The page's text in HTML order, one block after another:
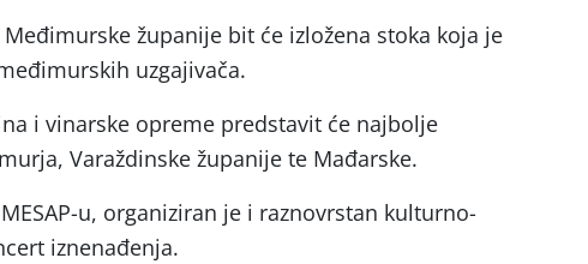
županije bit će izložena stoka koja je
uzgajivača.
i vinarske opreme predstavit će najbolje
Varaždinske županije te Mađarske.
u, organiziran je i raznovrstan kulturno-
iznenađenja.